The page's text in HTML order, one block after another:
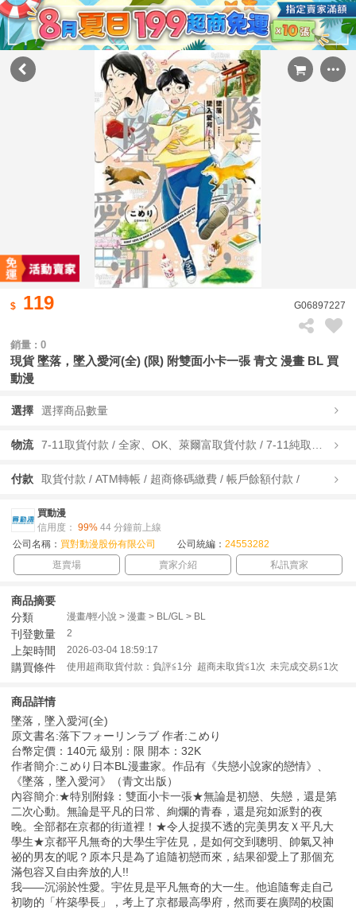
119 G06897227
銷量 : 0
現貨 墜落，墜入愛河(全) (限) 附雙面小卡一張 青文 漫畫 BL 買
動漫
選擇 選擇商品數量
物流
付款 取貨付款 / ATM轉帳 / 超商條碼繳費 / 帳戶餘額付款 /
買動漫
信用度： 99% 44 分鐘前上線
公司名稱： 買對動漫股份有限公司 公司統編： 24553282
逛賣場
賣家介紹 私訊賣家
商品摘要
分類
漫畫/輕小說 > 漫畫 > BL/GL > BL
刊登數量 2
上架時間 2026-03-04 18:59:17
購買條件 使用超商取貨付款：負評≦1分 超商未取貨≦1次 未完成交易≦1次
商品詳情
墜落，墜入愛河(全)
原文書名:落下フォーリンラブ 作者:こめり
台幣定價：140元 級別：限 開本：32K
作者簡介:こめり日本BL漫畫家。作品有《失戀小說家的戀情》、
《墜落，墜入愛河》（青文出版）
內容簡介:★特別附錄：雙面小卡一張★無論是初戀、失戀，還是第
二次心動。無論是平凡的日常、絢爛的青春，還是宛如派對的夜
晚。全部都在京都的街道裡！★令人捉摸不透的完美男友Ｘ平凡大
學生★京都平凡無奇的大學生宇佐見，是如何交到聰明、帥氣又神
祕的男友的呢？原本只是為了追隨初戀而來，結果卻愛上了那個充
滿包容又自由奔放的人!!
我——沉溺於性愛。宇佐見是平凡無奇的大一生。他追隨奪走自己
初吻的「杵築學長」，考上了京都最高學府，然而要在廣闊的校園